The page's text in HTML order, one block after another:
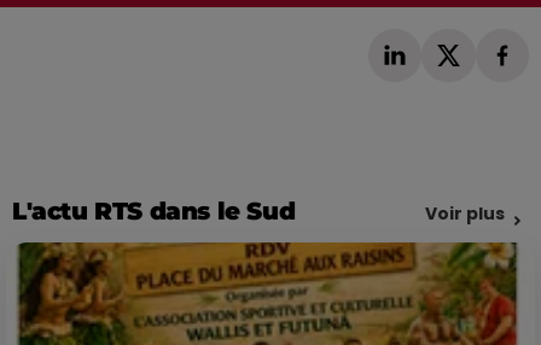
L'actu RTS dans le Sud Voir plus